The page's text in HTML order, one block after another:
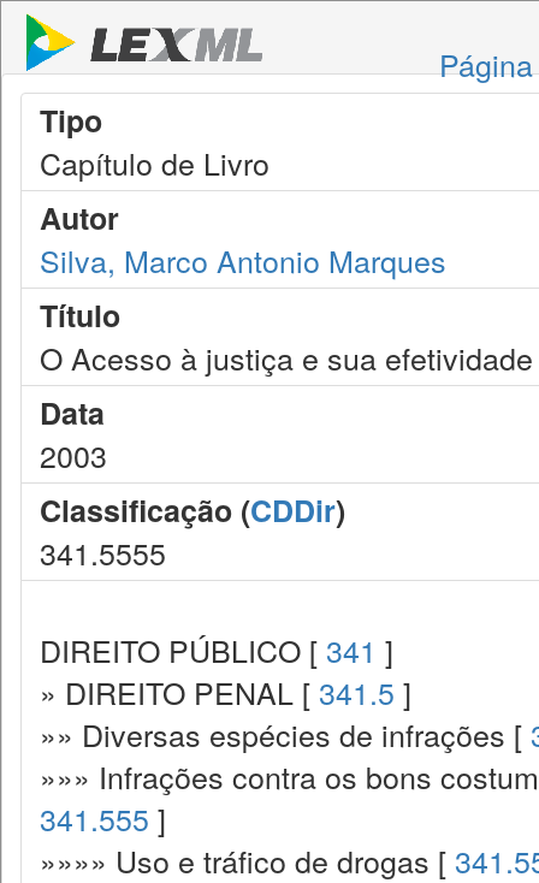
Tipo
Capítulo de Livro
Autor
Silva, Marco Antonio Marques
Título
O Acesso à justiça e sua efetividade
Data
2003
Classificação (CDDir)
341.5555
DIREITO PÚBLICO [ 341 ]
» DIREITO PENAL [ 341.5 ]
»» Diversas espécies de infrações [
»»» Infrações contra os bons
341.555 ]
»»»» Uso e tráfico de drogas [